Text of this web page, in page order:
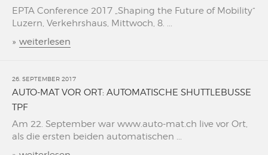
EPTA Conference 2017 „Shaping the Future of Mobility“
Luzern, Verkehrshaus, Mittwoch, 8. ...
» weiterlesen
26. SEPTEMBER 2017
AUTO-MAT VOR ORT: AUTOMATISCHE SHUTTLEBUSSE
TPF
Am 22. September war www.auto-mat.ch live vor Ort,
als die ersten beiden automatischen ...